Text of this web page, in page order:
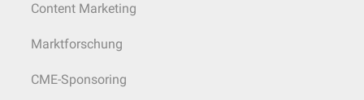
Content Marketing
Marktforschung
CME-Sponsoring